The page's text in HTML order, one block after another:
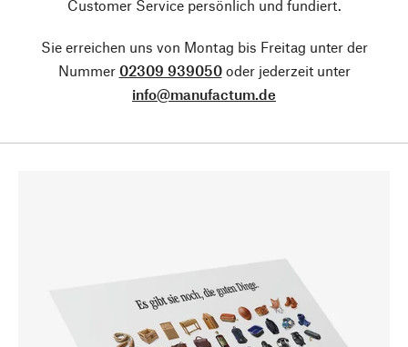
Customer Service persönlich und fundiert.
Sie erreichen uns von Montag bis Freitag unter der
Nummer 02309 939050oder jederzeit unter
info@manufactum.de